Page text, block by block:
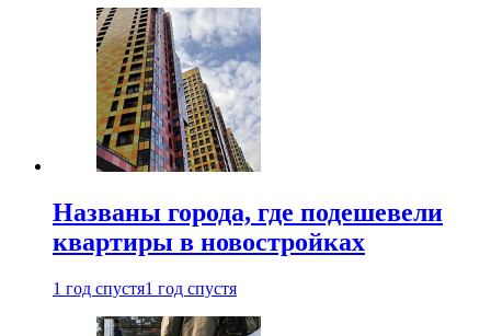
Названы города, где подешевели
квартиры в новостройках
1 год спустя1 год спустя